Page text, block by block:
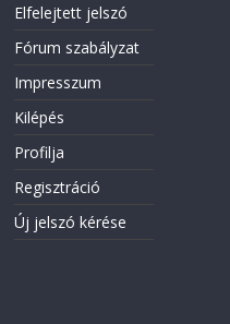
Elfelejtett jelszó
Fórum szabályzat
Impresszum
Kilépés
Profilja
Regisztráció
Új jelszó kérése